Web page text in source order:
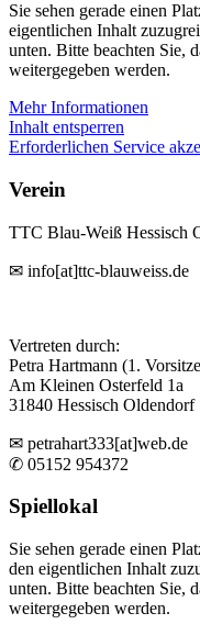
Sie sehen gerade einen
eigentlichen Inhalt
unten. Bitte beachten Sie,
weitergegeben werden.
Mehr Informationen
Inhalt entsperren
Erforderlichen Service
Verein
TTC Blau-Weiß Hessisch
✉ info[at]ttc-blauweiss.de
Vertreten durch:
Petra Hartmann (1.
Am Kleinen Osterfeld 1a
31840 Hessisch Oldendorf
✉ petrahart333[at]web.de
✆ 05152 954372
Spiellokal
Sie sehen gerade einen
den eigentlichen Inhalt
unten. Bitte beachten Sie,
weitergegeben werden.